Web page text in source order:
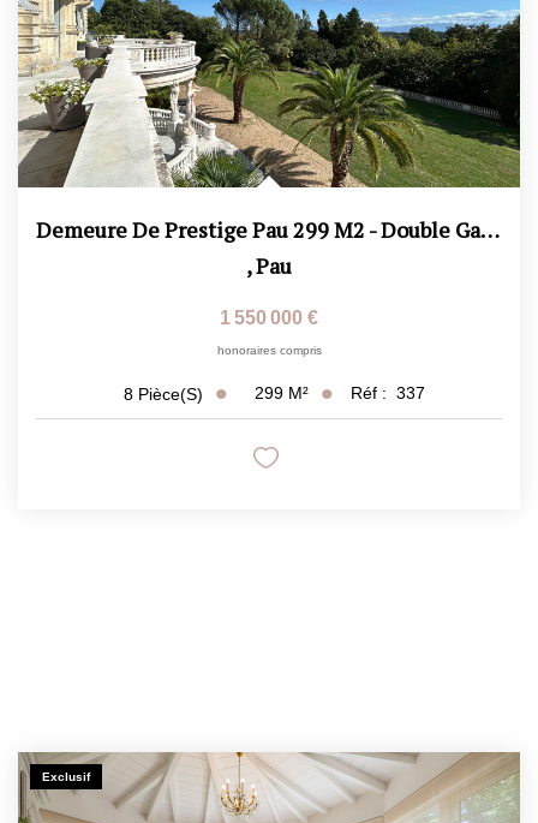
Demeure De Prestige Pau 299 M2 - Double Garage - 3 Caves -...
,Pau
1 550 000 €
honoraires compris
8 Pièce(s) 299 M² Réf : 337
Exclusif